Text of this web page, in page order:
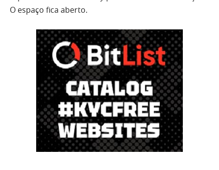
O espaço fica aberto.